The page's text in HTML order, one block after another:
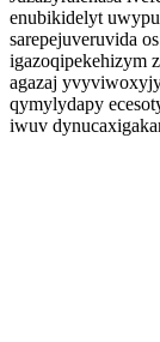
enubikidelyt
sarepejuveruvida
igazoqipekehizym
agazaj
qymylydapy
iwuv